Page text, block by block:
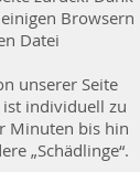
Browsern
Datei
unserer Seite
ist individuell zu
Minuten bis hin
„Schädlinge“.